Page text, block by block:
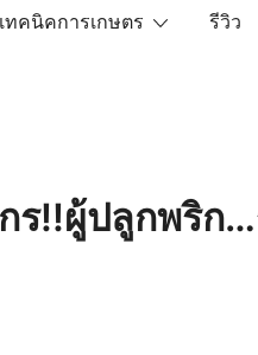
เทคนิคการเกษตร รีวิว
ร!!ผู้ปลูกพริก